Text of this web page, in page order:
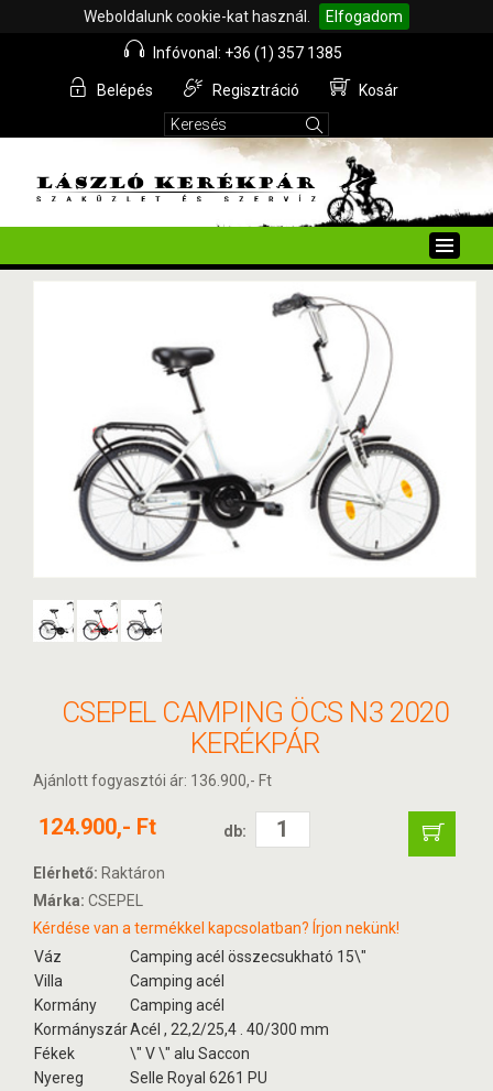
Weboldalunk cookie-kat használ. Elfogadom
Infóvonal: +36 (1) 357 1385
Belépés Regisztráció Kosár
Toggle
CSEPEL CAMPING ÖCS N3 2020
KERÉKPÁR
Ajánlott fogyasztói ár: 136.900,- Ft
124.900,- Ft db:
Elérhető: Raktáron
Márka: CSEPEL
Kérdése van a termékkel kapcsolatban? Írjon nekünk!
Váz
Camping acél összecsukható 15\"
Villa
Camping acél
Kormány
Camping acél
KormányszárAcél , 22,2/25,4 . 40/300 mm
Fékek
\" V \" alu Saccon
Nyereg
Selle Royal 6261 PU